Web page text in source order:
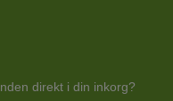
direkt i din inkorg?